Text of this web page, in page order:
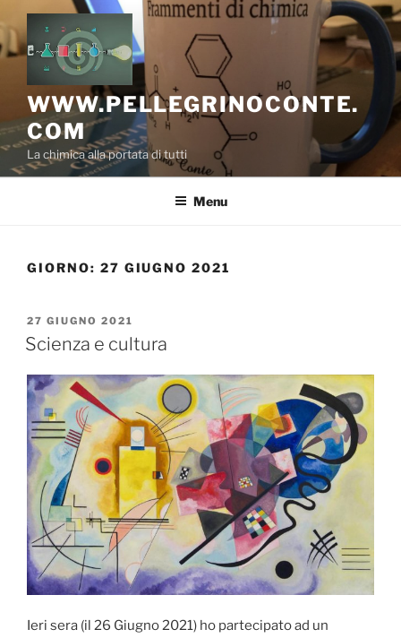
Salta
al
contenuto
WWW.PELLEGRINOCONTE.
COM
La chimica alla portata di tutti
Menu
GIORNO: 27 GIUGNO 2021
PUBBLICATO
IL
27 GIUGNO 2021
Scienza e cultura
Ieri sera (il 26 Giugno 2021) ho partecipato ad un